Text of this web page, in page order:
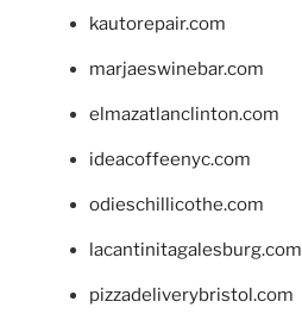
kautorepair.com
marjaeswinebar.com
elmazatlanclinton.com
ideacoffeenyc.com
odieschillicothe.com
lacantinitagalesburg.com
pizzadeliverybristol.com